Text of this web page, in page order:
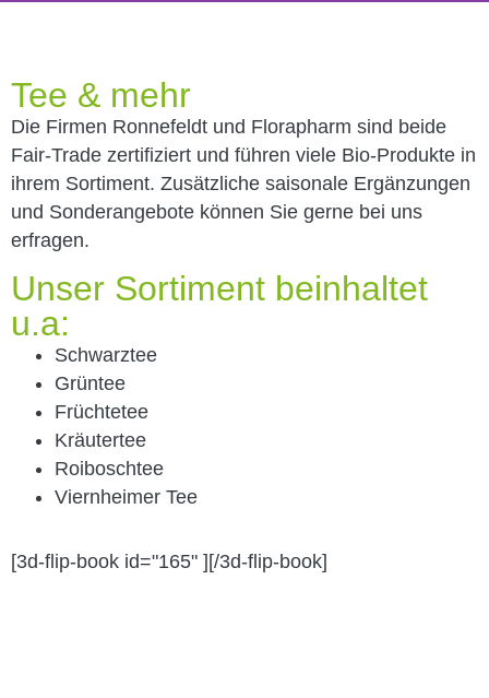
Wir haben rund 400 Teesorten in unserem
Fachgeschäft in der Viernheimer Innenstadt.
Komplette Teeliste ansehen
Tee & mehr
Die Firmen Ronnefeldt und Florapharm sind beide
Fair-Trade zertifiziert und führen viele Bio-Produkte in
ihrem Sortiment. Zusätzliche saisonale Ergänzungen
und Sonderangebote können Sie gerne bei uns
erfragen.
Unser Sortiment beinhaltet
u.a:
Schwarztee
Grüntee
Früchtetee
Kräutertee
Roiboschtee
Viernheimer Tee
[3d-flip-book id="165" ][/3d-flip-book]